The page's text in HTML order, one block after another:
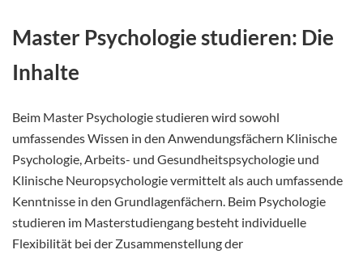
Master Psychologie studieren: Die
Inhalte
Beim Master Psychologie studieren wird sowohl
umfassendes Wissen in den Anwendungsfächern Klinische
Psychologie, Arbeits- und Gesundheitspsychologie und
Klinische Neuropsychologie vermittelt als auch umfassende
Kenntnisse in den Grundlagenfächern. Beim Psychologie
studieren im Masterstudiengang besteht individuelle
Flexibilität bei der Zusammenstellung der